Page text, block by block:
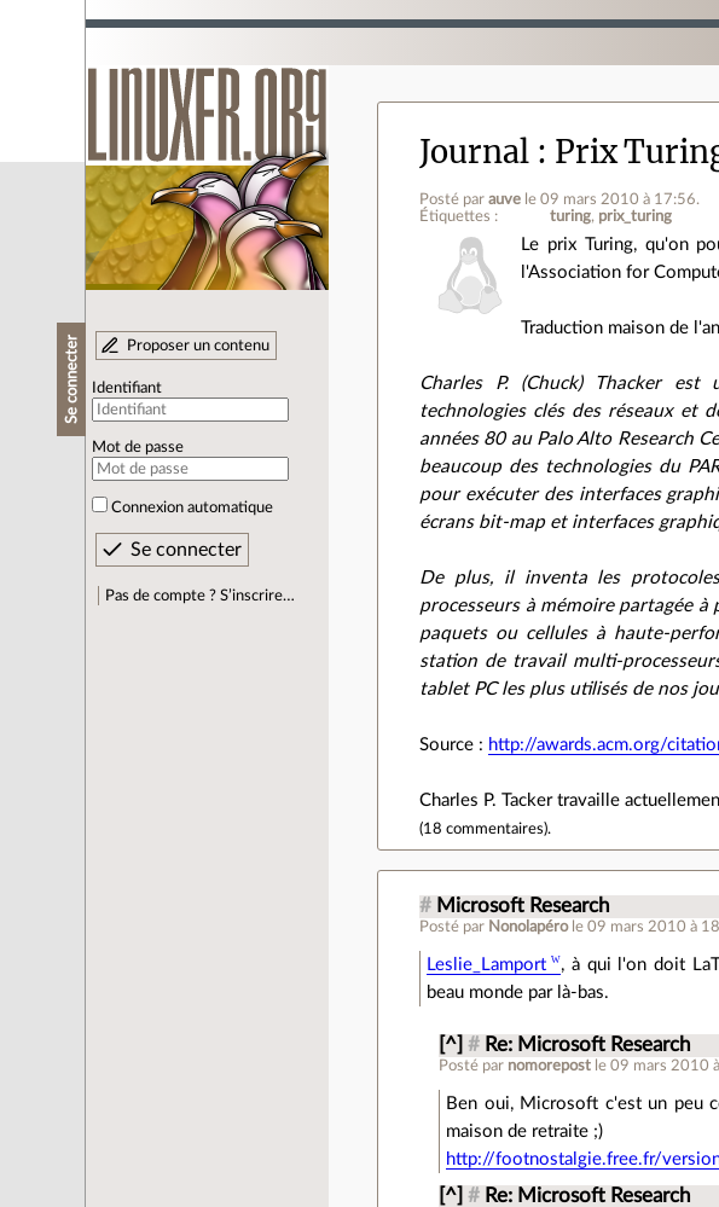
Se connecter Proposer un contenu
Identifiant
Mot de passe
Connexion automatique
Pas de compte ? S’inscrire…
Journal Prix
Posté parauve le 09 mars 2010 à 17:56.
Étiquettes :
turing prix_turing
Le prix Turing, qu'on
l'Association for
Traduction maison de
Charles P. (Chuck) Thacker
technologies clés des réseaux et
années 80 au Palo Alto Research
beaucoup des technologies du
pour exécuter des interfaces
écrans bit-map et interfaces
De plus, il inventa les
processeurs à mémoire partagée
paquets ou cellules à haute-
station de travail multi-
tablet PC les plus utilisés de nos
Source : http://awards.acm.org/
Charles P. Tacker travaille
(18 commentaires).
# Microsoft Research
Posté par Nonolapéro le 09 mars 2010 à
Leslie_Lamport
, à qui l'on doit
beau monde par là-bas.
[^] # Re: Microsoft Research
Posté par nomorepost le 09 mars 2010
Ben oui, Microsoft c'est un peu
maison de retraite ;)
http://footnostalgie.free.fr/
[^] # Re: Microsoft Research